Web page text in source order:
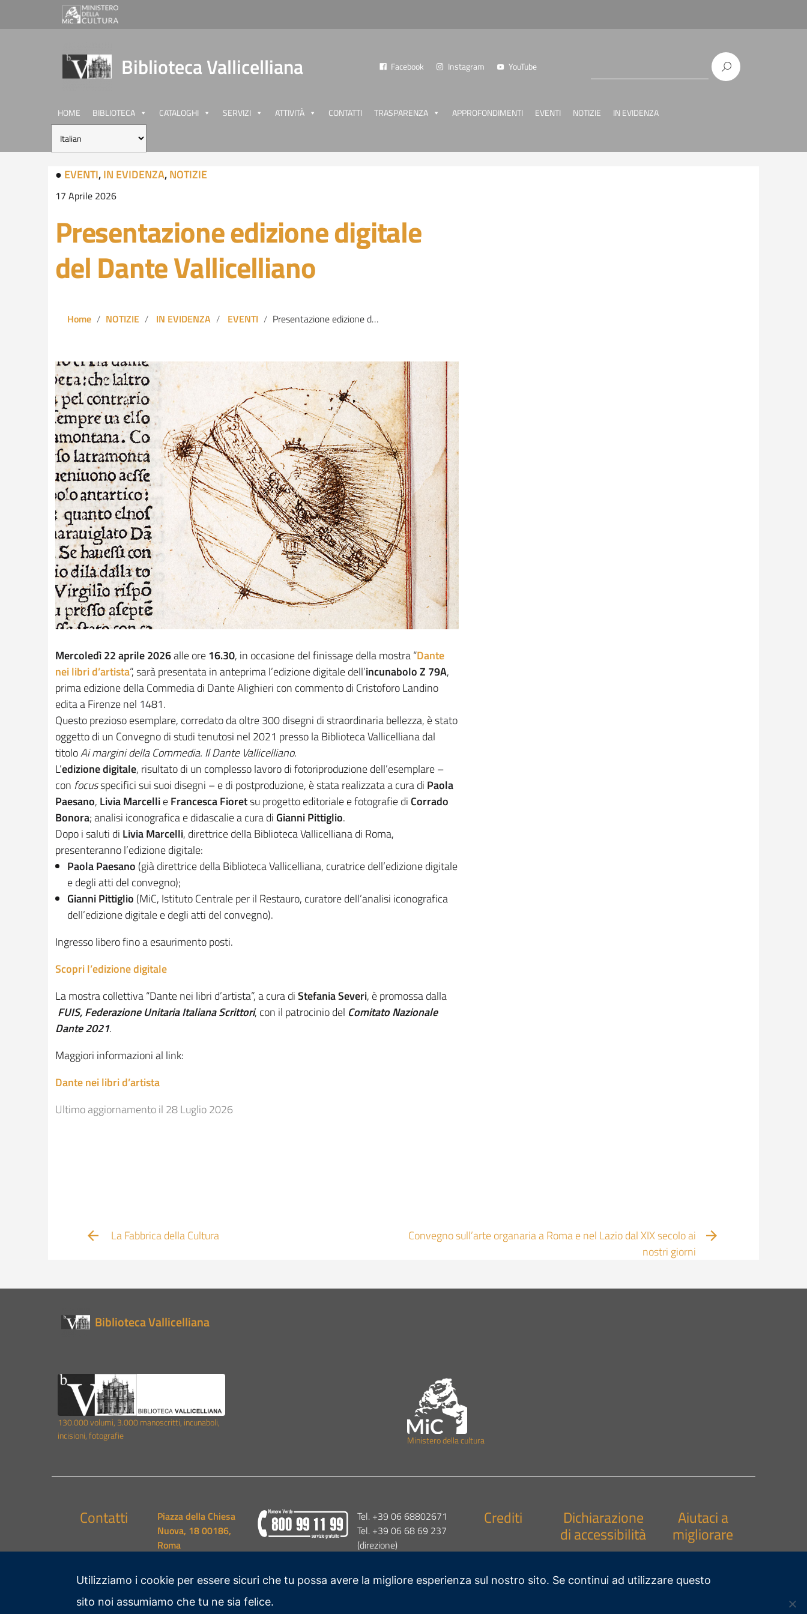
Biblioteca Vallicelliana Facebook Instagram YouTube
HOME BIBLIOTECA CATALOGHI SERVIZI ATTIVITÀ CONTATTI TRASPARENZA APPROFONDIMENTI EVENTI NOTIZIE IN EVIDENZA
● EVENTI,IN EVIDENZA,NOTIZIE
17 Aprile 2026
Presentazione edizione digitale
del Dante Vallicelliano
Home NOTIZIE IN EVIDENZA EVENTI Presentazione edizione digitale del Dante Vallicelliano
Mercoledì 22 aprile 2026alle ore16.30, in occasione del finissage della mostra “Dante
nei libri d’artista“, sarà presentata in anteprima l’edizione digitale dell’incunabolo Z 79A,
prima edizione della Commedia di Dante Alighieri con commento di Cristoforo Landino
edita a Firenze nel 1481.
Questo prezioso esemplare, corredato da oltre 300 disegni di straordinaria bellezza, è stato
oggetto di un Convegno di studi tenutosi nel 2021 presso la Biblioteca Vallicelliana dal
titoloAi margini della Commedia. Il Dante Vallicelliano.
L’edizione digitale, risultato di un complesso lavoro di fotoriproduzione dell’esemplare –
con focusspecifici sui suoi disegni – e di postproduzione, è stata realizzata a cura di Paola
Paesano, Livia MarcellieFrancesca Fioretsu progetto editoriale e fotografie di Corrado
Bonora; analisi iconografica e didascalie a cura di Gianni Pittiglio.
Dopo i saluti di Livia Marcelli, direttrice della Biblioteca Vallicelliana di Roma,
presenteranno l’edizione digitale:
Paola Paesano (già direttrice della Biblioteca Vallicelliana, curatrice dell’edizione digitale
e degli atti del convegno);
Gianni Pittiglio (MiC, Istituto Centrale per il Restauro, curatore dell’analisi iconografica
dell’edizione digitale e degli atti del convegno).
Ingresso libero fino a esaurimento posti.
Scopri l’edizione digitale
La mostra collettiva “Dante nei libri d’artista”, a cura diStefania Severi, è promossa dalla
FUIS, Federazione Unitaria Italiana Scrittori, con il patrocinio del Comitato Nazionale
Dante 2021.
Maggiori informazioni al link:
Dante nei libri d’artista
Ultimo aggiornamento il 28 Luglio 2026
La Fabbrica della Cultura
Convegno sull’arte organaria a Roma e nel Lazio dal XIX secolo ai
nostri giorni
Biblioteca Vallicelliana
130.000 volumi, 3.000 manoscritti, incunaboli,
incisioni, fotografie
Ministero della cultura
Contatti
Piazza della Chiesa
Nuova, 18 00186,
Roma
Tel. +39 06 68802671
Tel. +39 06 68 69 237
(direzione)
Crediti Dichiarazione
di accessibilità
Aiutaci a
migliorare
Utilizziamo i cookie per essere sicuri che tu possa avere la migliore esperienza sul nostro sito. Se continui ad utilizzare questo
sito noi assumiamo che tu ne sia felice.